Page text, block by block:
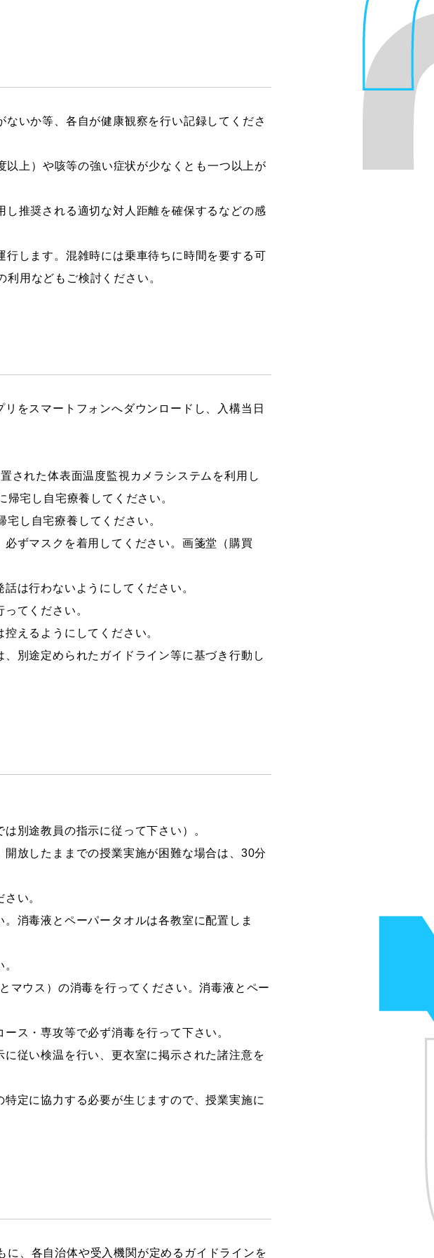
いか等、各自が健康観察を行い記録してくださ
上）や咳等の強い症状が少なくとも一つ以上が
推奨される適切な対人距離を確保するなどの感
します。混雑時には乗車待ちに時間を要する可
用などもご検討ください。
をスマートフォンへダウンロードし、入構当日
された体表面温度監視カメラシステムを利用し
宅し自宅療養してください。
し自宅療養してください。
ずマスクを着用してください。画箋堂（購買
は行わないようにしてください。
てください。
えるようにしてください。
別途定められたガイドライン等に基づき行動し
別途教員の指示に従って下さい）。
放したままでの授業実施が困難な場合は、30分
い。
消毒液とペーパータオルは各教室に配置しま
マウス）の消毒を行ってください。消毒液とペー
ス・専攻等で必ず消毒を行って下さい。
従い検温を行い、更衣室に掲示された諸注意を
定に協力する必要が生じますので、授業実施に
、各自治体や受入機関が定めるガイドラインを